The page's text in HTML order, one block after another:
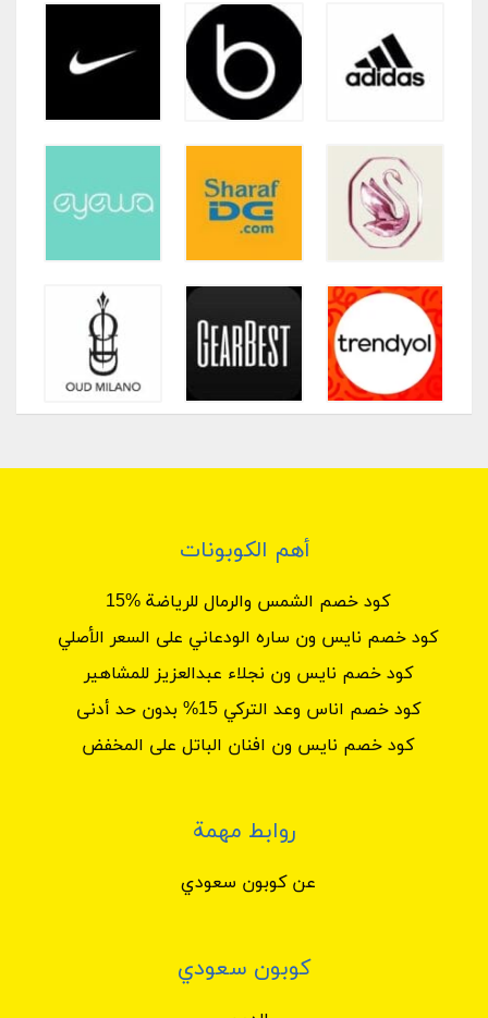
أهم الكوبونات
كود خصم الشمس والرمال للرياضة %15
كود خصم نايس ون ساره الودعاني على السعر الأصلي
كود خصم نايس ون نجلاء عبدالعزيز للمشاهير
كود خصم اناس وعد التركي 15% بدون حد أدنى
كود خصم نايس ون افنان الباتل على المخفض
روابط مهمة
عن كوبون سعودي
كوبون سعودي